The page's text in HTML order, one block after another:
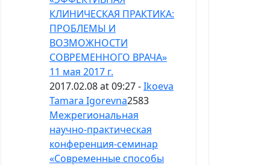
КЛИНИЧЕСКАЯ ПРАКТИКА:
ПРОБЛЕМЫ И
ВОЗМОЖНОСТИ
СОВРЕМЕННОГО ВРАЧА»
11 мая 2017 г.
2017.02.08 at 09:27 -Ikoeva
Tamara Igorevna2583
Межрегиональная
научно-практическая
конференция-семинар
«Современные способы